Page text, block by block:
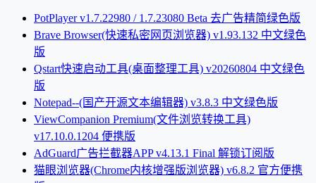
PotPlayer v1.7.22980 / 1.7.23080 Beta 去广告精简绿色版
Brave Browser(快速私密网页浏览器) v1.93.132 中文绿色
版
Qstart快速启动工具(桌面整理工具) v20260804 中文绿色
版
Notepad--(国产开源文本编辑器) v3.8.3 中文绿色版
ViewCompanion Premium(文件浏览转换工具)
v17.10.0.1204 便携版
AdGuard广告拦截器APP v4.13.1 Final 解锁订阅版
猫眼浏览器(Chrome内核增强版浏览器) v6.8.2 官方便携